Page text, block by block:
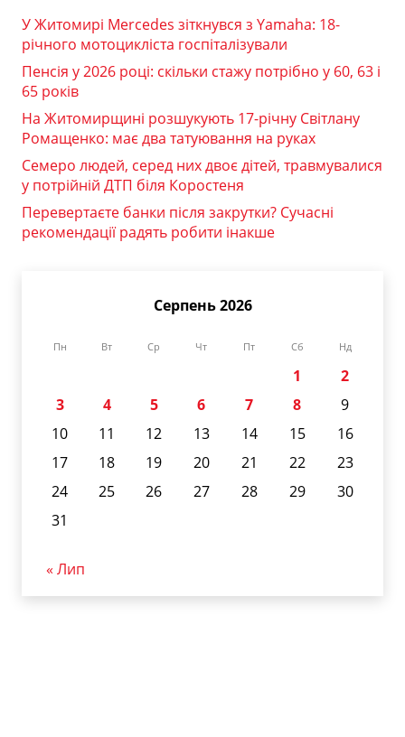
У Житомирі Mercedes зіткнувся з Yamaha: 18-
річного мотоцикліста госпіталізували
Пенсія у 2026 році: скільки стажу потрібно у 60, 63 і
65 років
На Житомирщині розшукують 17-річну Світлану
Ромащенко: має два татуювання на руках
Семеро людей, серед них двоє дітей, травмувалися
у потрійній ДТП біля Коростеня
Перевертаєте банки після закрутки? Сучасні
рекомендації радять робити інакше
Серпень 2026
Пн Вт Ср Чт Пт Сб Нд
1
2
3
4 5 6 7 8
9
10
11 12 13 14 15
16
17
18 19 20 21 22
23
24
25 26 27 28 29
30
31
« Лип